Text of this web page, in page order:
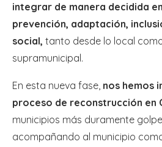
integrar de manera decidida
prevención, adaptación,
social, tanto desde lo local
supramunicipal.
En esta nueva fase, nos hemos
proceso de reconstrucción en
municipios más duramente
acompañando al municipio